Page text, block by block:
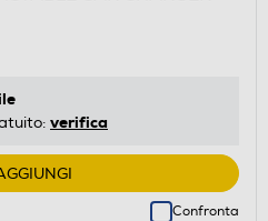
verifica
Confronta